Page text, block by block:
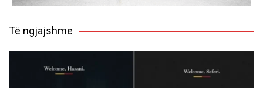
Të ngjajshme